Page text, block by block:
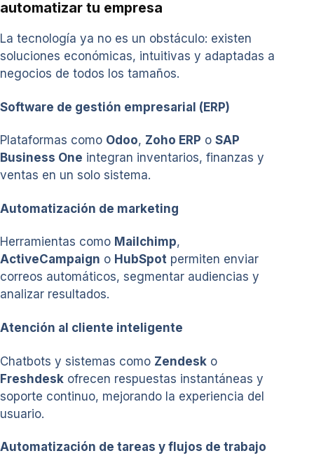
automatizar tu empresa
La tecnología ya no es un obstáculo: existen
soluciones económicas, intuitivas y adaptadas a
negocios de todos los tamaños.
Software de gestión empresarial (ERP)
Plataformas como Odoo, Zoho ERP o SAP
Business One integran inventarios, finanzas y
ventas en un solo sistema.
Automatización de marketing
Herramientas como Mailchimp,
ActiveCampaign o HubSpot permiten enviar
correos automáticos, segmentar audiencias y
analizar resultados.
Atención al cliente inteligente
Chatbots y sistemas como Zendesk o
Freshdesk ofrecen respuestas instantáneas y
soporte continuo, mejorando la experiencia del
usuario.
Automatización de tareas y flujos de trabajo